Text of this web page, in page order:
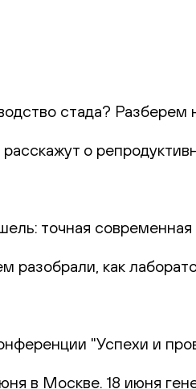
стада?
расскажут о
точная
разобрали, как
"Успехи и
в Москве. 18 июня